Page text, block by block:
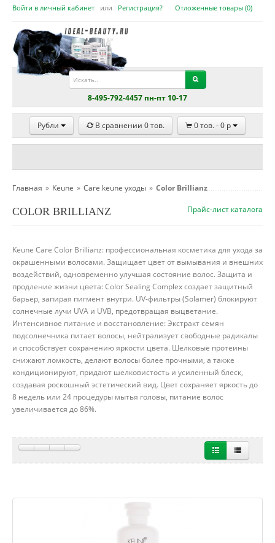
Войти в личный кабинет или Регистрация? Отложенные товары (0)
8-495-792-4457 пн-пт 10-17
Рубли В сравнении 0тов. 0тов. -0 p
Главная » Keune » Care keune уходы » Color Brillianz
Прайс-лист каталога
COLOR BRILLIANZ
Keune Care Color Brillianz: профессиональная косметика для ухода за
окрашенными волосами. Защищает цвет от вымывания и внешних
воздействий, одновременно улучшая состояние волос. Защита и
продление жизни цвета: Color Sealing Complex создает защитный
барьер, запирая пигмент внутри. UV-фильтры (Solamer) блокируют
солнечные лучи UVA и UVB, предотвращая выцветание.
Интенсивное питание и восстановление: Экстракт семян
подсолнечника питает волосы, нейтрализует свободные радикалы
и способствует сохранению яркости цвета. Шелковые протеины
снижают ломкость, делают волосы более прочными, а также
кондиционируют, придают шелковистость и усиленный блеск,
создавая роскошный эстетический вид. Цвет сохраняет яркость до
8 недель или 24 процедуры мытья головы, питание волос
увеличивается до 86%.